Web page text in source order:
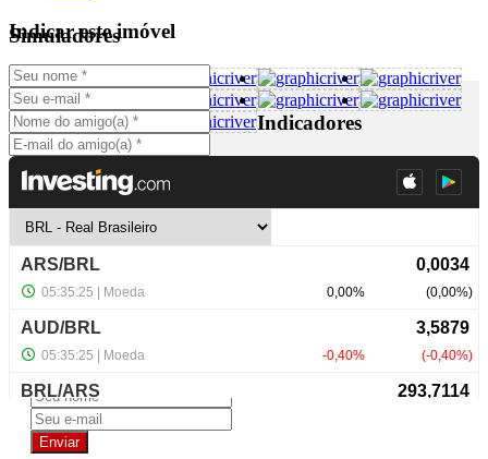
Indicar este imóvel
Simuladores
Indicadores
NewsLetter